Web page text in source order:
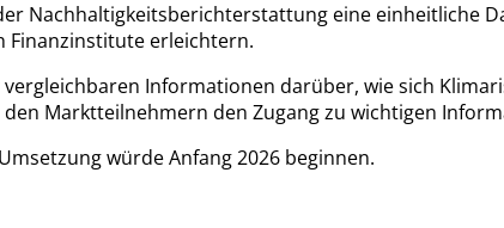
Nachhaltigkeitsberichterstattung eine
Finanzinstitute erleichtern.
Informationen darüber, wie sich
Marktteilnehmern den Zugang zu wichtigen
würde Anfang 2026 beginnen.